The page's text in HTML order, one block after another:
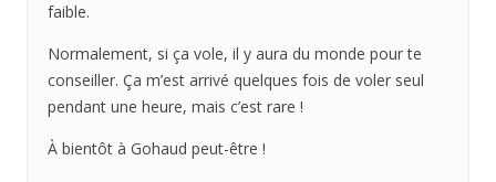
faible.
Normalement, si ça vole, il y aura du monde pour te
conseiller. Ça m’est arrivé quelques fois de voler seul
pendant une heure, mais c’est rare !
À bientôt à Gohaud peut-être !